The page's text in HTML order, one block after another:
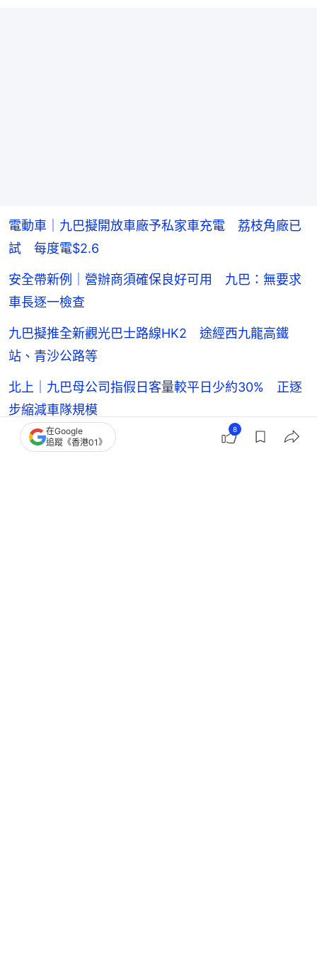
電動車｜九巴擬開放車廠予私家車充電 荔枝角廠已
試 每度電$2.6
安全帶新例｜營辦商須確保良好可用 九巴：無要求
車長逐一檢查
九巴擬推全新觀光巴士路線HK2 途經西九龍高鐵
站、青沙公路等
北上｜九巴母公司指假日客量較平日少約30% 正逐
步縮減車隊規模
黃金周｜九巴B1線日均載客逾4萬人次較平日多
在Google
追蹤《香港01》
8